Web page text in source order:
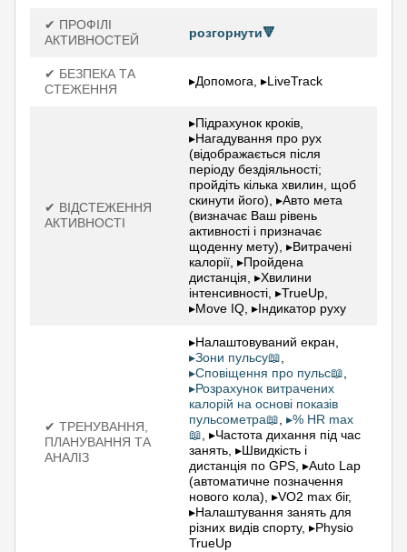
✔ ПРОФІЛІ
АКТИВНОСТЕЙ
розгорнути🔻
✔ БЕЗПЕКА ТА
СТЕЖЕННЯ
▸Допомога, ▸LiveTrack
✔ ВІДСТЕЖЕННЯ
АКТИВНОСТІ
▸Підрахунок кроків,
▸Нагадування про рух
(відображається після
періоду бездіяльності;
пройдіть кілька хвилин, щоб
скинути його), ▸Авто мета
(визначає Ваш рівень
активності і призначає
щоденну мету), ▸Витрачені
калорії, ▸Пройдена
дистанція, ▸Хвилини
інтенсивності, ▸TrueUp,
▸Move IQ, ▸Індикатор руху
✔ ТРЕНУВАННЯ,
ПЛАНУВАННЯ ТА
АНАЛІЗ
▸Налаштовуваний екран,
▸Зони пульсу📖,
▸Сповіщення про пульс📖,
▸Розрахунок витрачених
калорій на основі показів
пульсометра📖, ▸% HR max
📖, ▸Частота дихання під час
занять, ▸Швидкість і
дистанція по GPS, ▸Auto Lap
(автоматичне позначення
нового кола), ▸VO2 max біг,
▸Налаштування занять для
різних видів спорту, ▸Physio
TrueUp